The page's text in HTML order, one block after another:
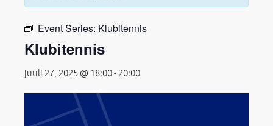
Event Series: Klubitennis
Klubitennis
juuli 27, 2025 @ 18:00-20:00